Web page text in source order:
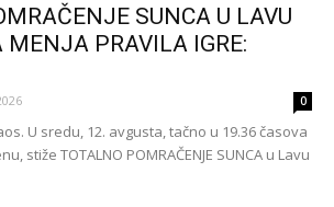
SUNCA U LAVU
MENJA PRAVILA IGRE:
0
U sredu, 12. avgusta, tačno u 19.36 časova
stiže TOTALNO POMRAČENJE SUNCA u Lavu